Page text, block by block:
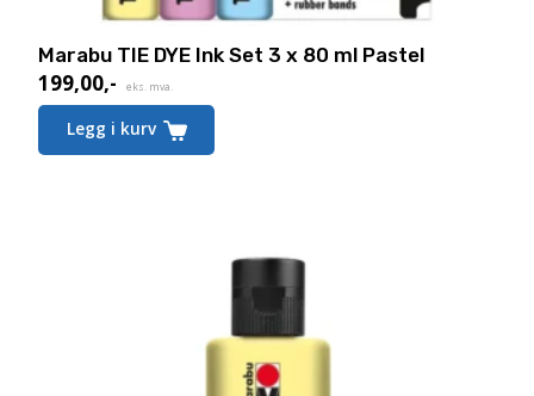
Marabu TIE DYE Ink Set 3 x 80 ml Pastel
199,00,- eks. mva.
Legg i kurv